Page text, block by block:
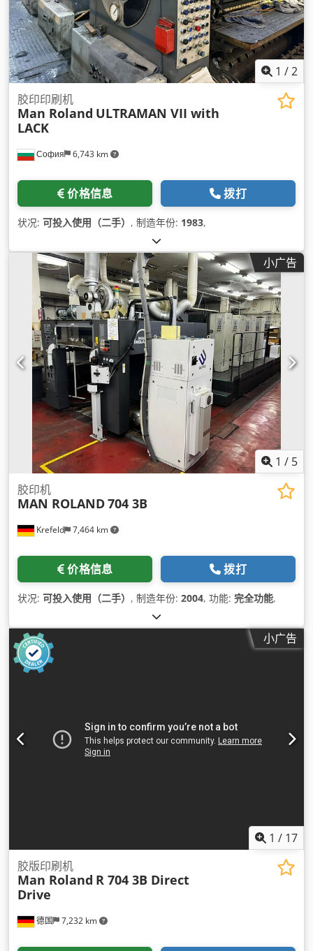
1 /2
София 6,743 km
胶印印刷机
Man Roland ULTRAMAN VII with
LACK
价格信息 拨打
状况: 可投入使用（二手） , 制造年份: 1983,
小广告
1 / 5
Krefeld 7,464 km
胶印机
MAN ROLAND704 3B
价格信息 拨打
状况: 可投入使用（二手） , 制造年份: 2004, 功能: 完全功能,
小广告
1 / 17
德国 7,232 km
胶版印刷机
Man Roland R 704 3B Direct
Drive